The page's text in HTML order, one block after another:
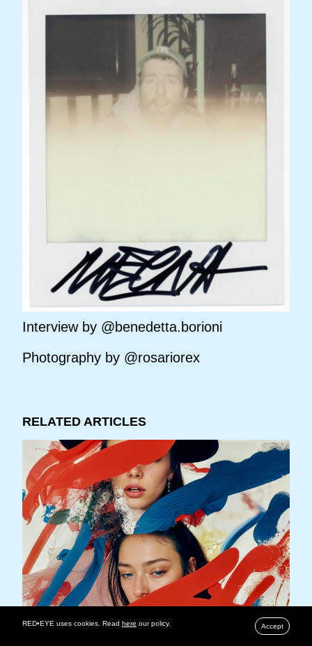
Interview by @benedetta.borioni
Photography by @rosariorex
RELATED ARTICLES
RED•EYE uses cookies. Read here our policy. Accept